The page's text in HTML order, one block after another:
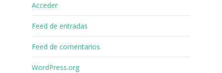
Acceder
Feed de entradas
Feed de comentarios
WordPress.org